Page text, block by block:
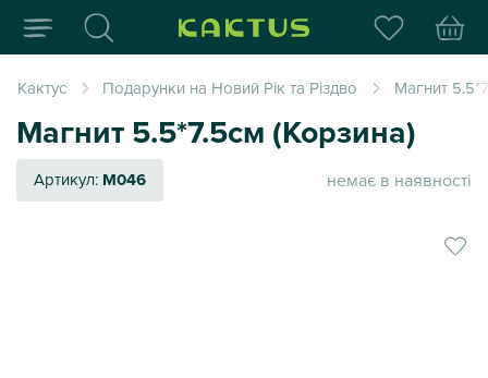
Інтернет-магазин
Кактус Подарунки на Новий Рік та Різдво Магнит
Магнит 5.5*7.5см (Корзина)
Артикул: M046 немає в наявності